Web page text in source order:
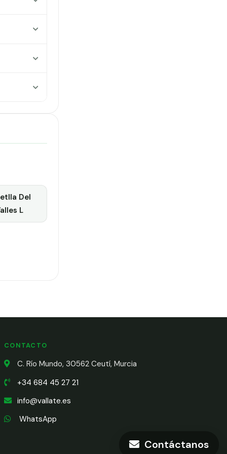
Del
L
Contáctanos
CONTACTO
C. Río Mundo, 30562 Ceutí, Murcia
+34 684 45 27 21
info@vallate.es
WhatsApp